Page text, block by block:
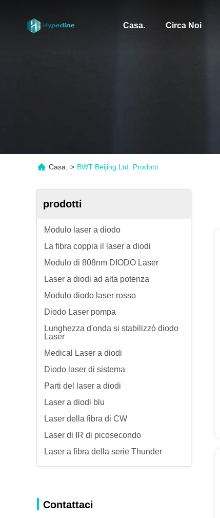
Casa. Circa Noi
Casa. > BWT Beijing Ltd. Prodotti
prodotti
Modulo laser a diodo
La fibra coppia il laser a diodi
Modulo di 808nm DIODO Laser
Laser a diodi ad alta potenza
Modulo diodo laser rosso
Diodo Laser pompa
Lunghezza d'onda si stabilizzò diodo
Laser
Medical Laser a diodi
Diodo laser di sistema
Parti del laser a diodi
Laser a diodi blu
Laser della fibra di CW
Laser di IR di picosecondo
Laser a fibra della serie Thunder
Contattaci